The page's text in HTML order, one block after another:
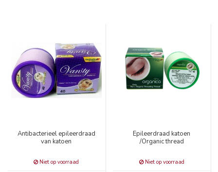
Antibacterieel epileerdraad
van katoen
Niet op voorraad
Epileerdraad katoen
/Organic thread
Niet op voorraad